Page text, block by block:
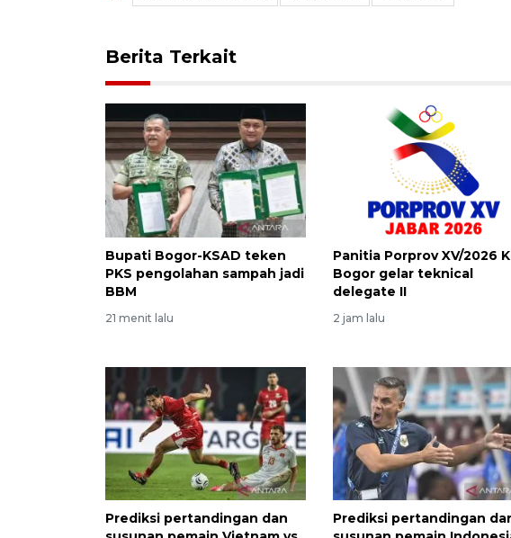
Berita Terkait
Bupati Bogor-KSAD teken
PKS pengolahan sampah jadi
BBM
21 menit lalu
Panitia Porprov XV/2026
Bogor gelar teknical
delegate II
2 jam lalu
Prediksi pertandingan dan
Prediksi pertandingan